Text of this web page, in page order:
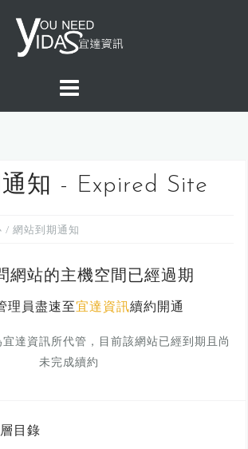
知 - Expired Site
/ 網站到期通知
網站的主機空間已經過期
理員盡速至宜達資訊續約開通
達資訊所代管，目前該網站已經到期且尚
未完成續約
目錄